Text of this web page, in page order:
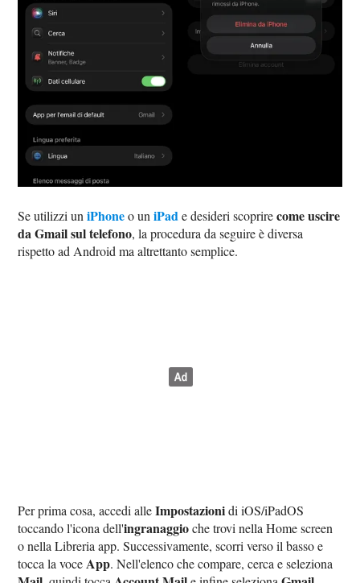
Se utilizzi uniPhoneo uniPade desideri scoprirecome uscire
da Gmail sul telefono, la procedura da seguire è diversa
rispetto ad Android ma altrettanto semplice.
Per prima cosa, accedi alleImpostazionidi iOS/iPadOS
toccando l'icona dell'ingranaggioche trovi nella Home screen
o nella Libreria app. Successivamente, scorri verso il basso e
tocca la voceApp. Nell'elenco che compare, cerca e seleziona